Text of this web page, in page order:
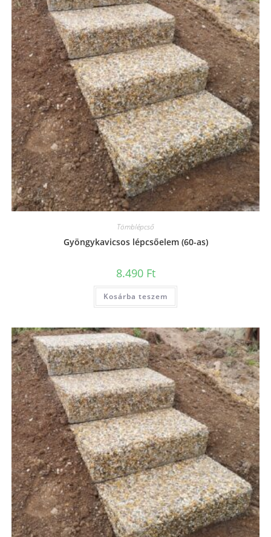
Tömblépcső
Gyöngykavicsos lépcsőelem (60-as)
8.490 Ft
Kosárba teszem